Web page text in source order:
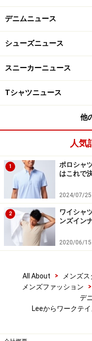
デニムニュース
シューズニュース
スニーカーニュース
Tシャツニュース
他
人気
1
ポロシャ
はこれで
2024/07/25
2
ワイシャ
ンズイン
2020/06/15
All About > メンズ
メンズファッション
>
デ
Leeからワークテ